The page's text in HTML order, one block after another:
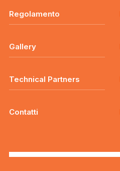
Regolamento
Gallery
Technical Partners
Contatti